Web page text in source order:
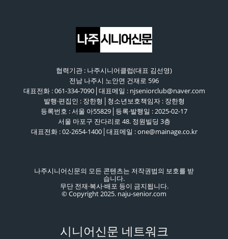
협력기관 : 나주시니어클럽(대표 김선영)
전남 나주시 노안면 건재로 596
대표전화 : 061-334-7090│대표메일 : njseniorclub@naver.com
발행·편집인 : 장한형│청소년보호책임자 : 장한형
등록번호 : 서울 아55829│등록·발행일 : 2025-02-17
서울 마포구 잔다리로 48. 정원빌딩 3층
대표전화 : 02-2654-1400│대표메일 : one@mainage.co.kr
나주시니어신문의 모든 콘텐츠는 저작권법의 보호를 받
습니다.
무단 전재·복사·배포 등이 금지됩니다.
© Copyright 2025. naju-senior.com
시니어신문 네트워크